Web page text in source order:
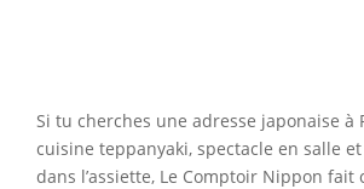
Si tu cherches une adresse japonaise à
cuisine teppanyaki, spectacle en salle
dans l’assiette, Le Comptoir Nippon